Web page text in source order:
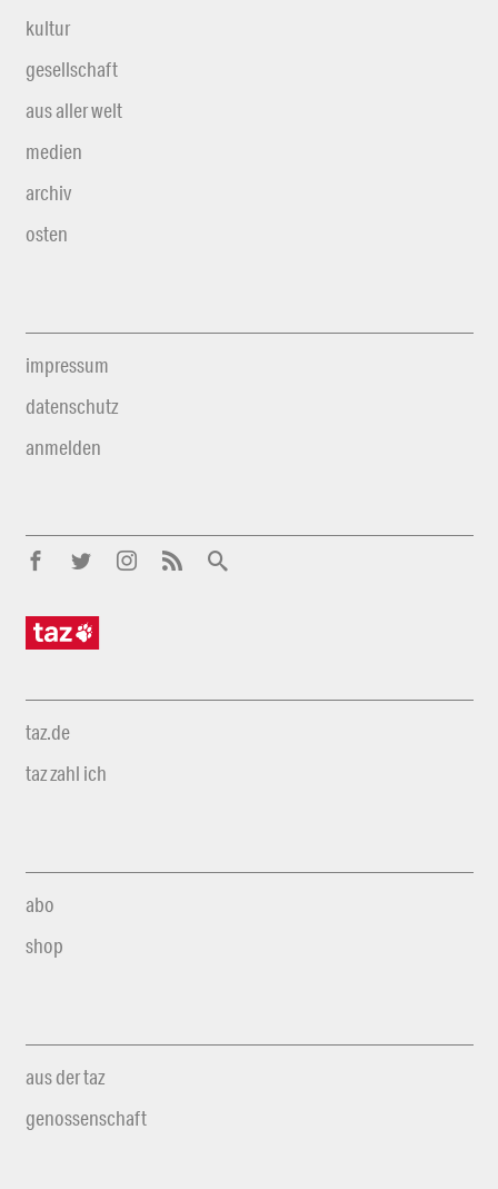
kultur
gesellschaft
aus aller welt
medien
archiv
osten
impressum
datenschutz
anmelden
taz.de
taz zahl ich
abo
shop
aus der taz
genossenschaft